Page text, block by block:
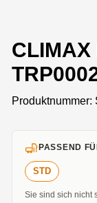
CLIMAX
Produktnummer:
PASSEND
STD
Sie sind sich nicht